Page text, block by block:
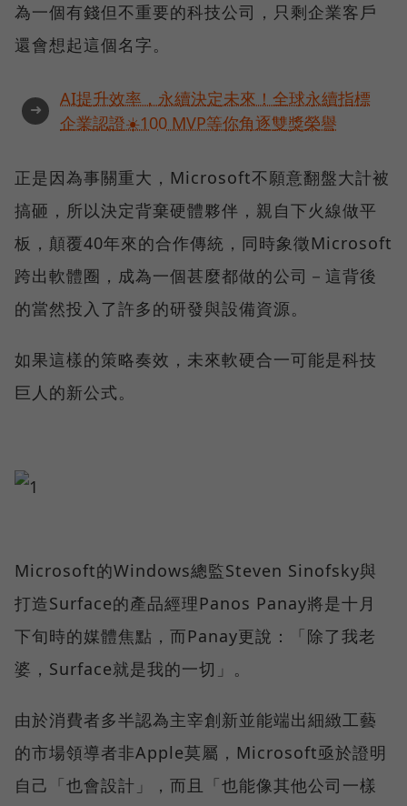
為一個有錢但不重要的科技公司，只剩企業客戶
還會想起這個名字。
➜
AI提升效率，永續決定未來！全球永續指標
企業認證☀️100 MVP等你角逐雙獎榮譽
正是因為事關重大，Microsoft不願意翻盤大計被
搞砸，所以決定背棄硬體夥伴，親自下火線做平
板，顛覆40年來的合作傳統，同時象徵Microsoft
跨出軟體圈，成為一個甚麼都做的公司－這背後
的當然投入了許多的研發與設備資源。
如果這樣的策略奏效，未來軟硬合一可能是科技
巨人的新公式。
Microsoft的Windows總監Steven Sinofsky與
打造Surface的產品經理Panos Panay將是十月
下旬時的媒體焦點，而Panay更說：「除了我老
婆，Surface就是我的一切」。
由於消費者多半認為主宰創新並能端出細緻工藝
的市場領導者非Apple莫屬，Microsoft亟於證明
自己「也會設計」，而且「也能像其他公司一樣